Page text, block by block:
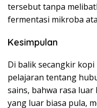
tersebut tanpa
fermentasi mikroba
Kesimpulan
Di balik secangkir
pelajaran tentang
sains, bahwa rasa
yang luar biasa pula,